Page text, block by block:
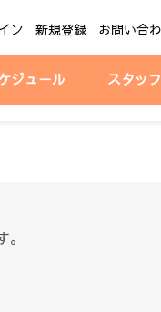
ン 新規登録 お問い合
ジュール スタッ